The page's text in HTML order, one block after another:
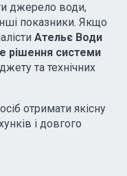
джерело води,
показники. Якщо
Ательє Води
рішення системи
та технічних
отримати якісну
і довгого